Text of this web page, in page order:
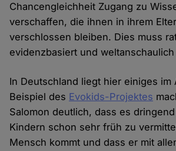
Chancengleichheit Zugang zu
verschaffen, die ihnen in ihrem
verschlossen bleiben. Dies muss
evidenzbasiert und
In Deutschland liegt hier einiges im
Beispiel des Evokids-Projektes
Salomon deutlich, dass es
Kindern schon sehr früh zu
Mensch kommt und dass er mit